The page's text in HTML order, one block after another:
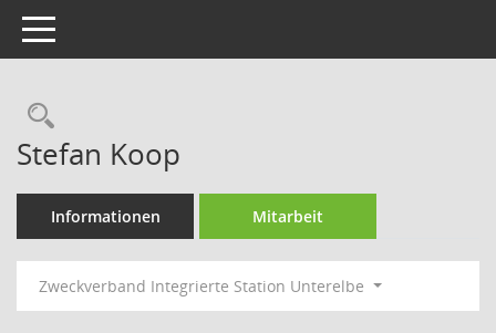
Toggle navigation
Rechercheauswahl
Stefan Koop
Informationen Mitarbeit
Zweckverband Integrierte Station Unterelbe